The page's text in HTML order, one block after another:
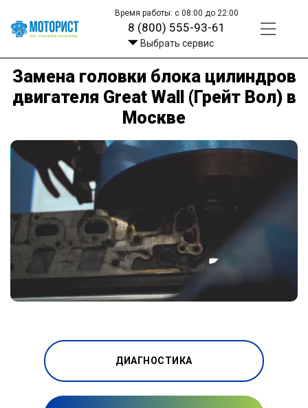
Время работы: с 08:00 до 22:00
8 (800) 555-93-61
Выбрать сервис
Замена головки блока цилиндров
двигателя Great Wall (Грейт Вол) в
Москве
ДИАГНОСТИКА